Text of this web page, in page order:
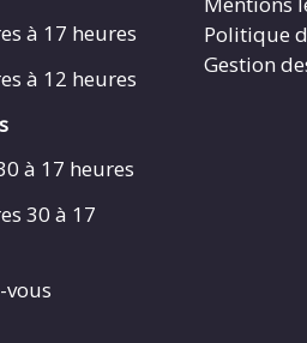
à 17 heures
à 12 heures
à 17 heures
30 à 17
vous
Politique
Gestion